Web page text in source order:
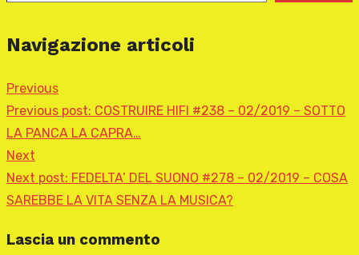
Navigazione articoli
Previous
Previous post: COSTRUIRE HIFI #238 – 02/2019 – SOTTO
LA PANCA LA CAPRA…
Next
Next post: FEDELTA’ DEL SUONO #278 – 02/2019 – COSA
SAREBBE LA VITA SENZA LA MUSICA?
Lascia un commento